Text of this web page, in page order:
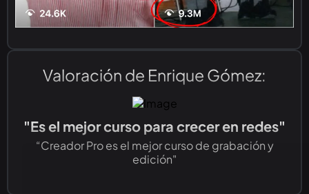
Valoración de Enrique Gómez:
"Es el mejor curso para crecer en redes"
“Creador Pro es el mejor curso de grabación y
edición"